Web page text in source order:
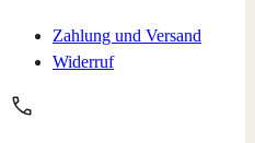
Zahlung und Versand
Widerruf